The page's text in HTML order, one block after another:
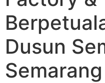
Dusun
Semarang